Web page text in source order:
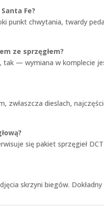
Fe?
punkt chwytania, twardy
ze sprzęgłem?
tak — wymiana w komplecie
zwłaszcza dieslach,
się pakiet sprzęgieł
skrzyni biegów.